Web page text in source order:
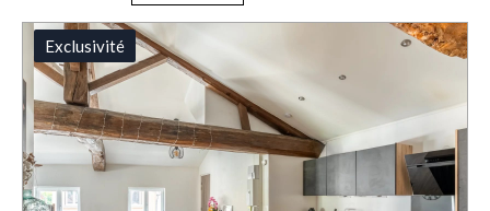
Exclusivité